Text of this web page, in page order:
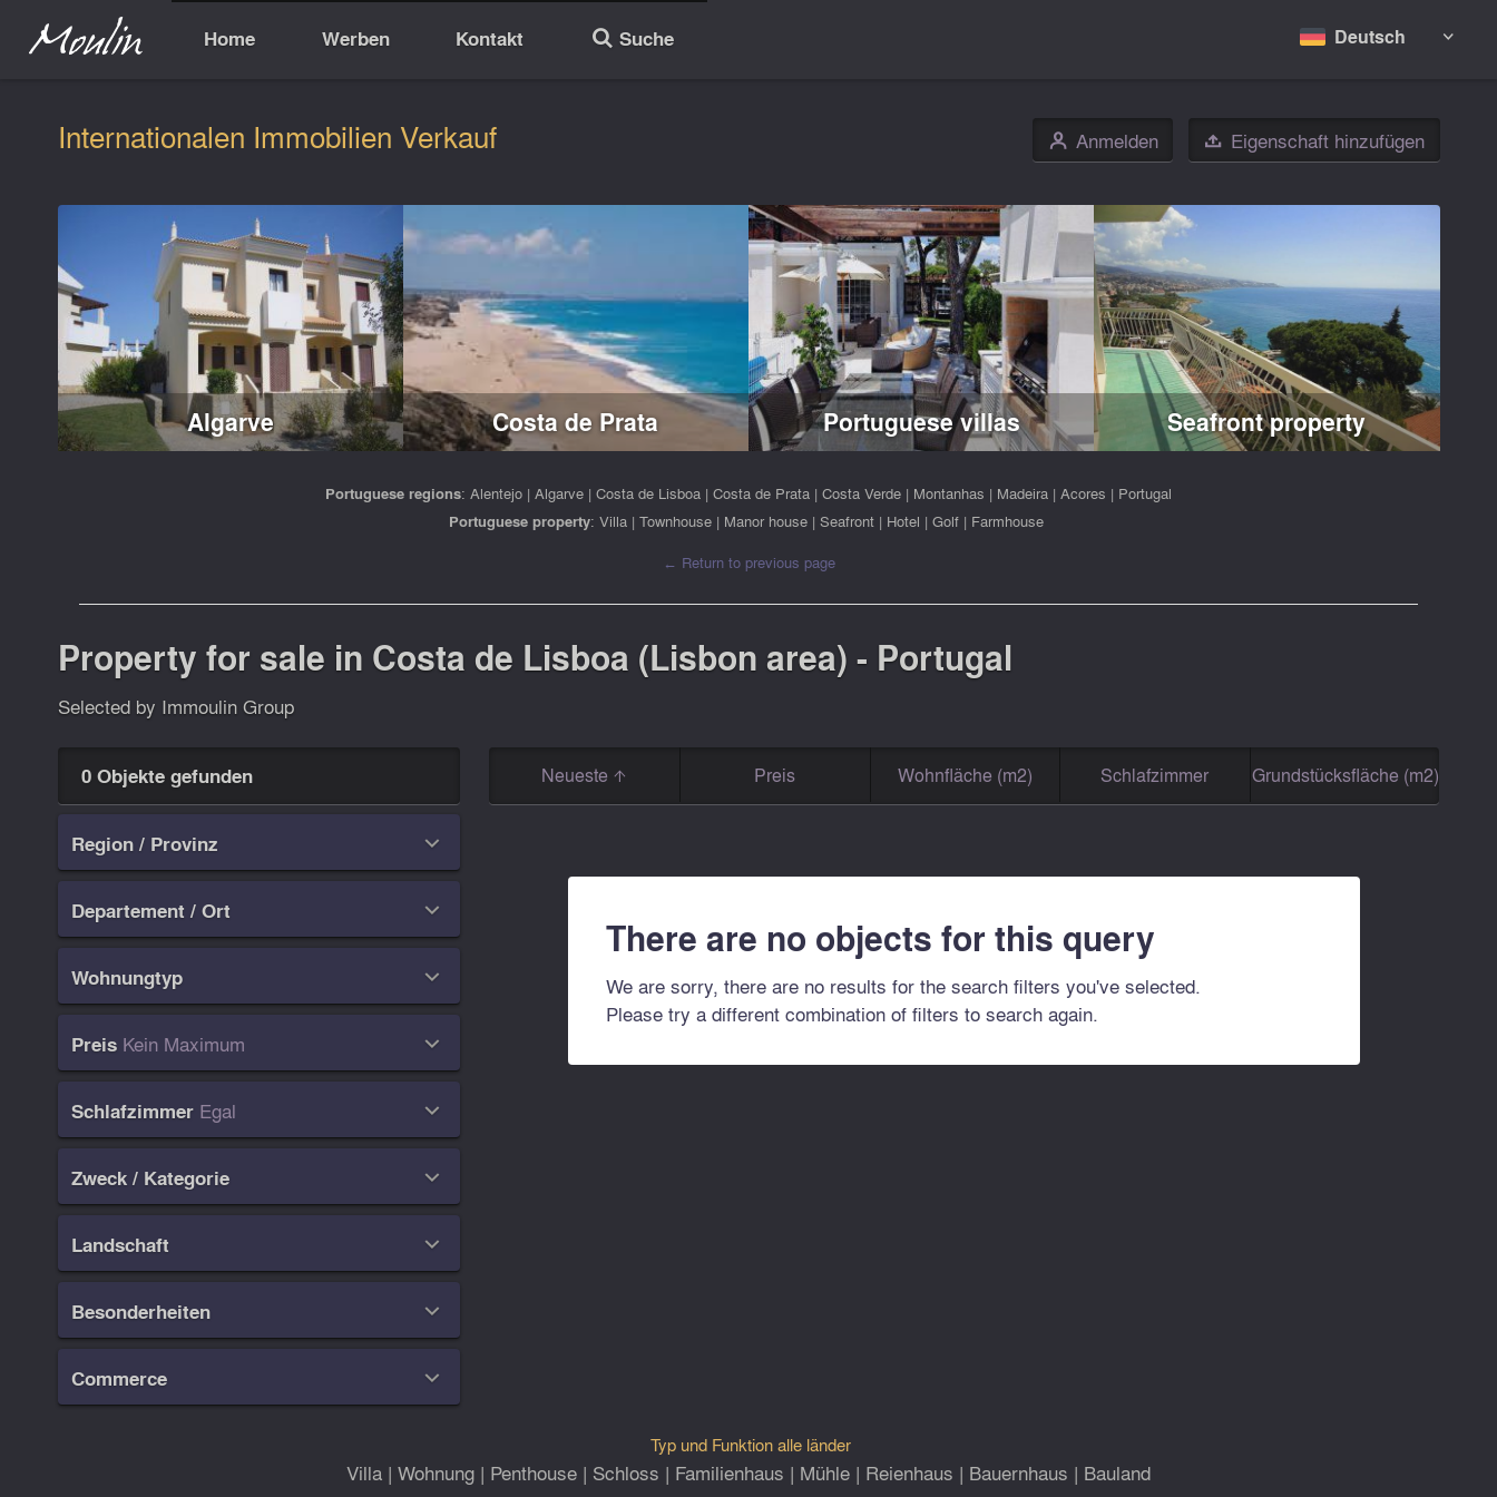
Home Werben Kontakt 🔎 Suche Deutsch 
Internationalen Immobilien Verkauf 👤 Anmelden  Eigenschaft hinzufügen
Algarve Costa de Prata Portuguese villas Seafront property
Portuguese regions: Alentejo | Algarve | Costa de Lisboa | Costa de Prata | Costa Verde | Montanhas | Madeira | Acores | Portugal
Portuguese property: Villa | Townhouse | Manor house | Seafront | Hotel | Golf | Farmhouse
← Return to previous page
Property for sale in Costa de Lisboa (Lisbon area) - Portugal
Selected by Immoulin Group
0 Objekte gefunden
Region / Provinz 
Departement / Ort 
Wohnungtyp 
Preis Kein Maximum 
Schlafzimmer Egal 
Zweck / Kategorie 
Landschaft 
Besonderheiten 
Commerce 
Neueste Preis Wohnfläche (m2) Schlafzimmer Grundstücksfläche (m2)
There are no objects for this query
We are sorry, there are no results for the search filters you've selected.
Please try a different combination of filters to search again.
Typ und Funktion alle länder
Villa | Wohnung | Penthouse | Schloss | Familienhaus | Mühle | Reienhaus | Bauernhaus | Bauland